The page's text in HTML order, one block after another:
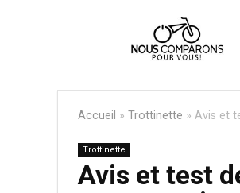
Accueil » Trottinette » Avis et
Trottinette
Avis et test